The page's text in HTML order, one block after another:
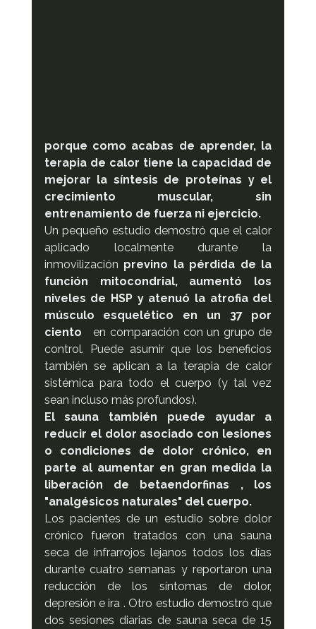
porque como acabas de aprender, la
terapia de calor tiene la capacidad de
mejorar la síntesis de proteínas y el
crecimiento muscular, sin
entrenamiento de fuerza ni ejercicio.
Un pequeño estudio demostró que el calor
aplicado localmente durante la
inmovilización previno la pérdida de la
función mitocondrial, aumentó los
niveles de HSP y atenuó la atrofia del
músculo esquelético en un 37 por
ciento
en comparación con un grupo de
control. Puede asumir que los beneficios
también se aplican a la terapia de calor
sistémica para todo el cuerpo (y tal vez
sean incluso más profundos).
El sauna también puede ayudar a
reducir el dolor asociado con lesiones
o condiciones de dolor crónico, en
parte al aumentar en gran medida la
liberación de betaendorfinas , los
"analgésicos naturales" del cuerpo.
Los pacientes de un estudio sobre dolor
crónico fueron tratados con una sauna
seca de infrarrojos lejanos todos los días
durante cuatro semanas y reportaron una
reducción de los síntomas de dolor,
depresión e ira . Otro estudio demostró que
dos sesiones diarias de sauna seca de 15